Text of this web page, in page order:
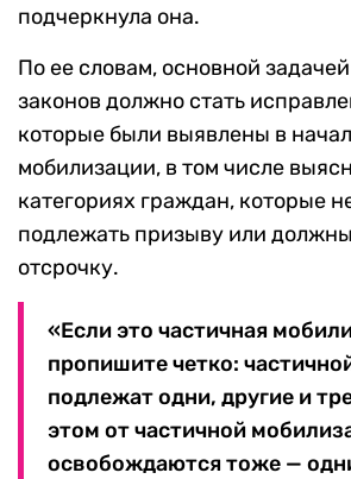
подчеркнула она.
По ее словам, основной
законов должно стать
которые были выявлены в
мобилизации, в том числе
категориях граждан, которые
подлежать призыву или
отсрочку.
«Если это частичная
пропишите четко:
подлежат одни, другие и
этом от частичной
освобождаются тоже —